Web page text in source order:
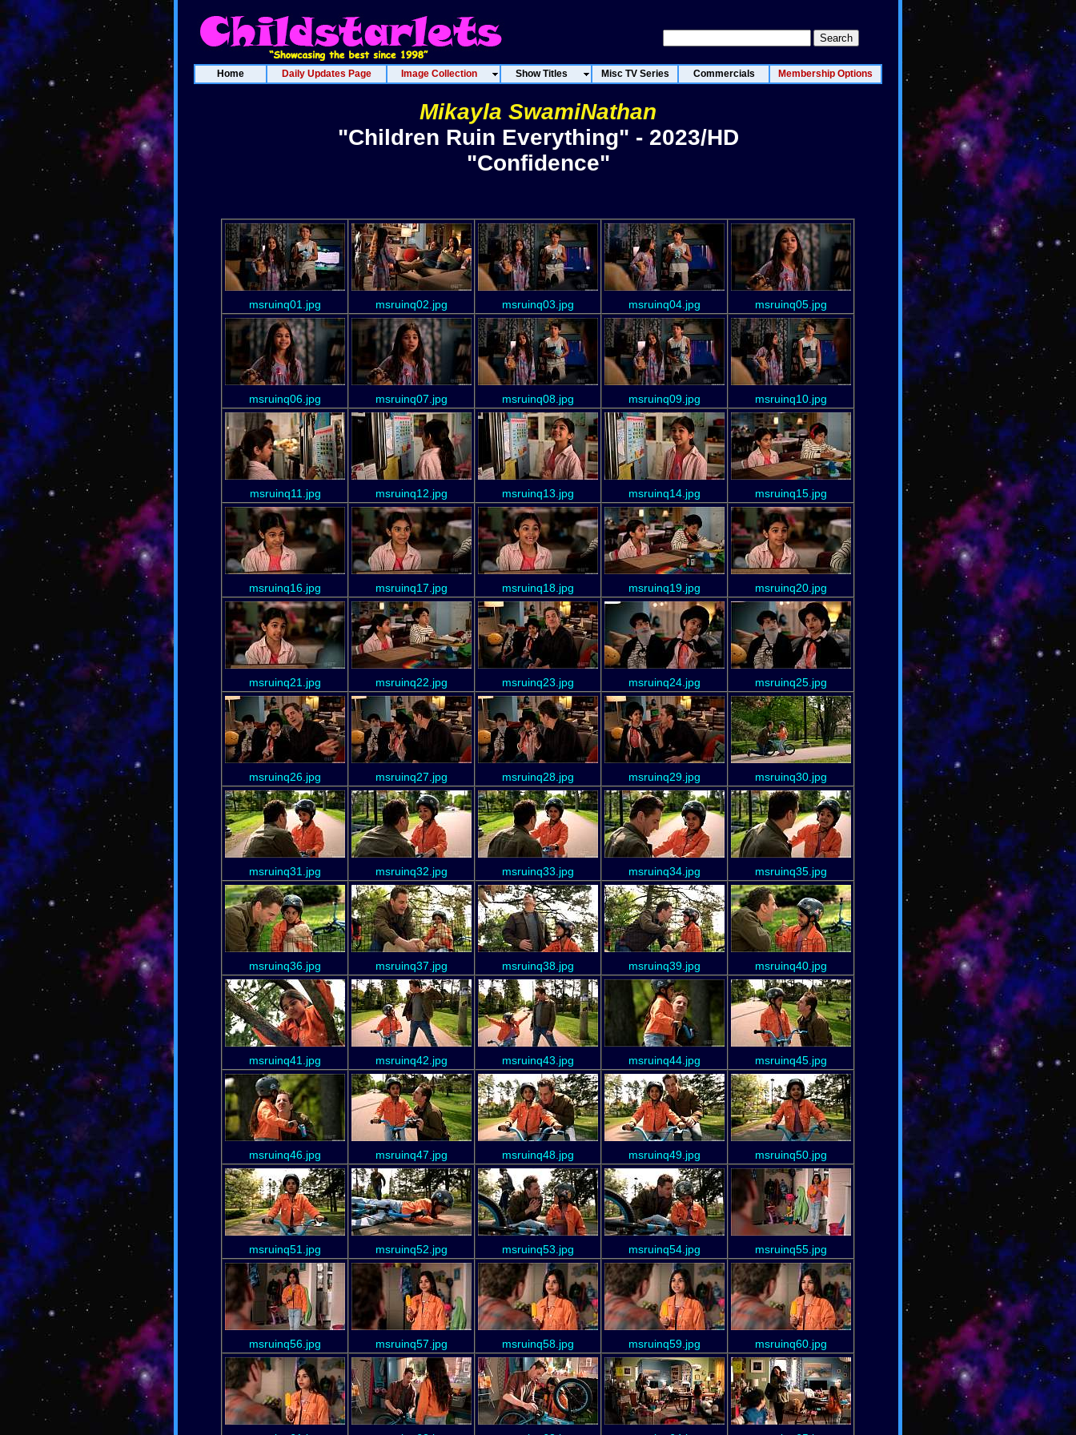
Home Daily Updates Page Image Collection Show Titles Misc TV Series Commercials Membership Options
Mikayla SwamiNathan
"Children Ruin Everything" - 2023/HD
"Confidence"
msruinq01.jpg msruinq02.jpg msruinq03.jpg msruinq04.jpg msruinq05.jpg
msruinq06.jpg msruinq07.jpg msruinq08.jpg msruinq09.jpg msruinq10.jpg
msruinq11.jpg msruinq12.jpg msruinq13.jpg msruinq14.jpg msruinq15.jpg
msruinq16.jpg msruinq17.jpg msruinq18.jpg msruinq19.jpg msruinq20.jpg
msruinq21.jpg msruinq22.jpg msruinq23.jpg msruinq24.jpg msruinq25.jpg
msruinq26.jpg msruinq27.jpg msruinq28.jpg msruinq29.jpg msruinq30.jpg
msruinq31.jpg msruinq32.jpg msruinq33.jpg msruinq34.jpg msruinq35.jpg
msruinq36.jpg msruinq37.jpg msruinq38.jpg msruinq39.jpg msruinq40.jpg
msruinq41.jpg msruinq42.jpg msruinq43.jpg msruinq44.jpg msruinq45.jpg
msruinq46.jpg msruinq47.jpg msruinq48.jpg msruinq49.jpg msruinq50.jpg
msruinq51.jpg msruinq52.jpg msruinq53.jpg msruinq54.jpg msruinq55.jpg
msruinq56.jpg msruinq57.jpg msruinq58.jpg msruinq59.jpg msruinq60.jpg